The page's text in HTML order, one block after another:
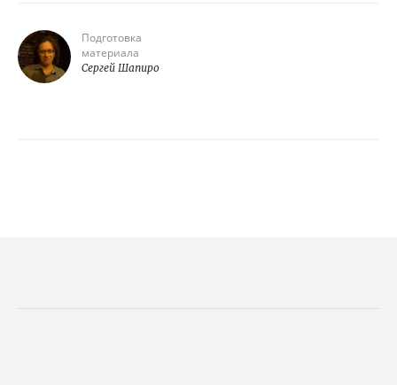
Подготовка
материала
Сергей Шапиро